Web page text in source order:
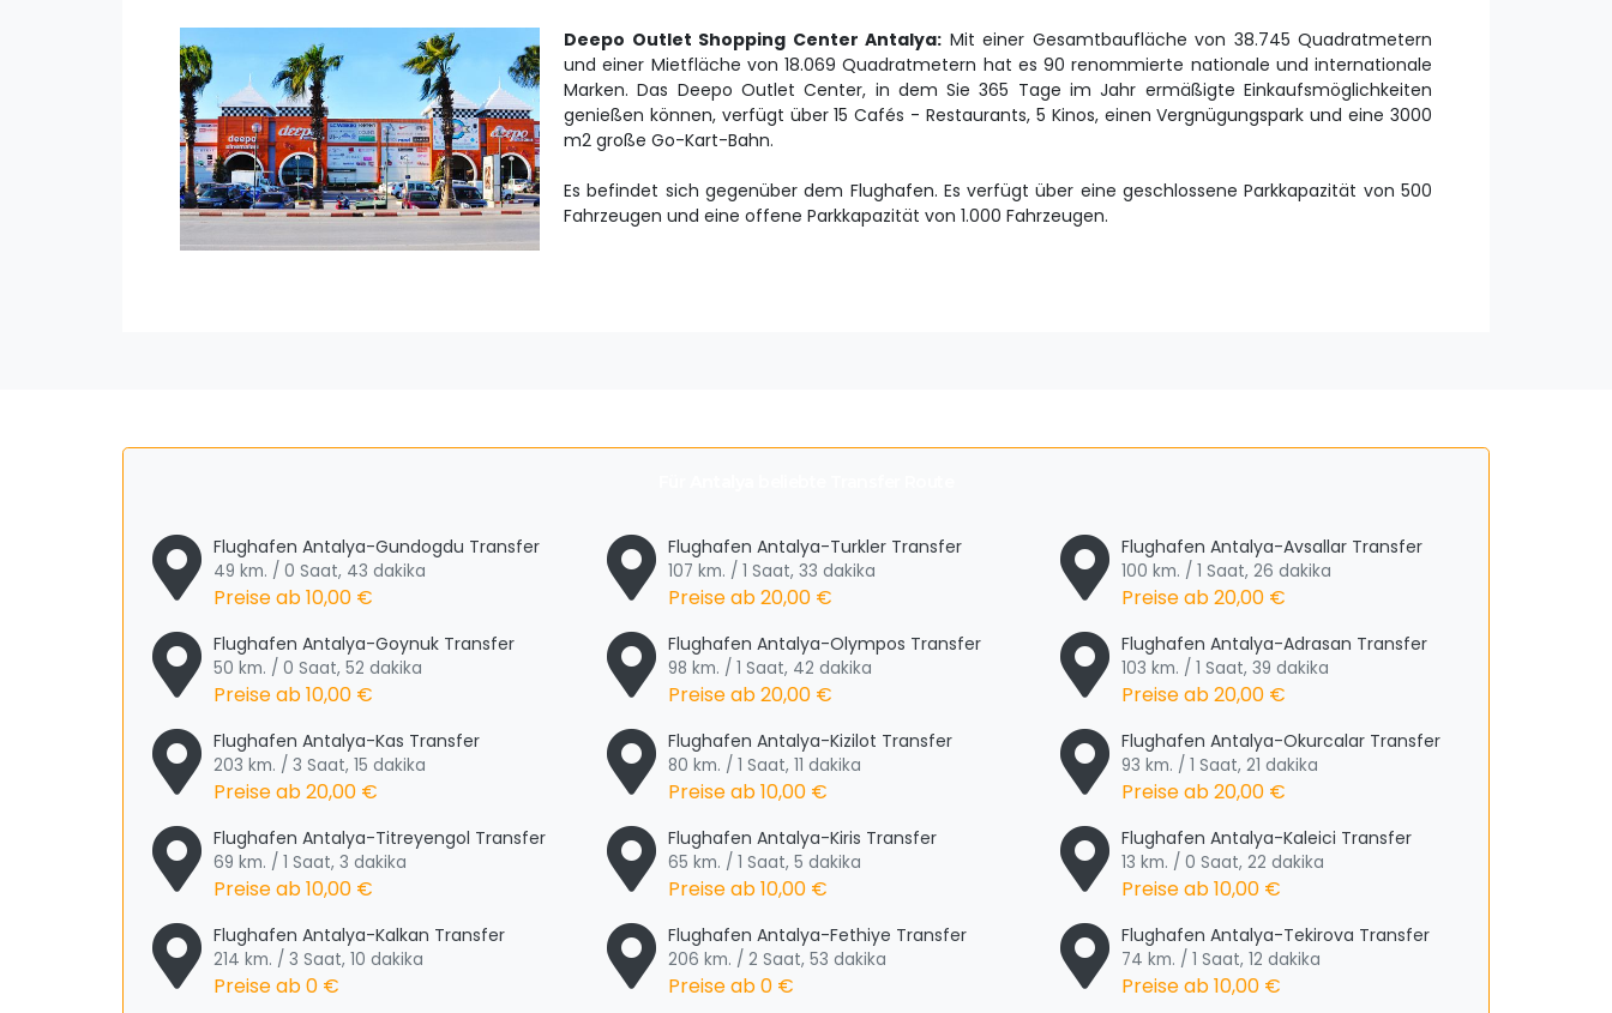
Deepo Outlet Shopping Center Antalya: Mit einer Gesamtbaufläche von 38.745 Quadratmetern
und einer Mietfläche von 18.069 Quadratmetern hat es 90 renommierte nationale und internationale
Marken. Das Deepo Outlet Center, in dem Sie 365 Tage im Jahr ermäßigte Einkaufsmöglichkeiten
genießen können, verfügt über 15 Cafés - Restaurants, 5 Kinos, einen Vergnügungspark und eine 3000
m2 große Go-Kart-Bahn.
Es befindet sich gegenüber dem Flughafen. Es verfügt über eine geschlossene Parkkapazität von 500
Fahrzeugen und eine offene Parkkapazität von 1.000 Fahrzeugen.
Flughafen Antalya-Gundogdu Transfer
49 km. / 0 Saat, 43 dakika
Preise ab10,00 €
Flughafen Antalya-Turkler Transfer
107 km. / 1 Saat, 33 dakika
Preise ab20,00 €
Flughafen Antalya-Avsallar Transfer
100 km. / 1 Saat, 26 dakika
Preise ab20,00 €
Flughafen Antalya-Goynuk Transfer
50 km. / 0 Saat, 52 dakika
Preise ab10,00 €
Flughafen Antalya-Olympos Transfer
98 km. / 1 Saat, 42 dakika
Preise ab20,00 €
Flughafen Antalya-Adrasan Transfer
103 km. / 1 Saat, 39 dakika
Preise ab20,00 €
Flughafen Antalya-Kas Transfer
203 km. / 3 Saat, 15 dakika
Preise ab20,00 €
Flughafen Antalya-Kizilot Transfer
80 km. / 1 Saat, 11 dakika
Preise ab10,00 €
Flughafen Antalya-Okurcalar Transfer
93 km. / 1 Saat, 21 dakika
Preise ab20,00 €
Flughafen Antalya-Titreyengol Transfer
69 km. / 1 Saat, 3 dakika
Preise ab10,00 €
Flughafen Antalya-Kiris Transfer
65 km. / 1 Saat, 5 dakika
Preise ab10,00 €
Flughafen Antalya-Kaleici Transfer
13 km. / 0 Saat, 22 dakika
Preise ab10,00 €
Flughafen Antalya-Kalkan Transfer
214 km. / 3 Saat, 10 dakika
Preise ab0 €
Flughafen Antalya-Fethiye Transfer
206 km. / 2 Saat, 53 dakika
Preise ab0 €
Flughafen Antalya-Tekirova Transfer
74 km. / 1 Saat, 12 dakika
Preise ab10,00 €